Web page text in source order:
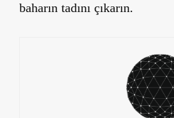
baharın tadını çıkarın.